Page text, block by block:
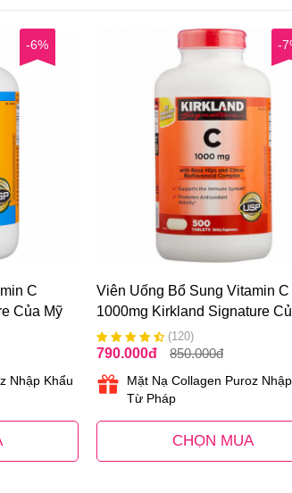
-6%
C
Của Mỹ
Nhập Khẩu
-
Viên Uống Bổ Sung Vitamin C
1000mg Kirkland Signature
(120)
790.000đ 850.000đ
Mặt Nạ Collagen Puroz
Từ Pháp
CHỌN MUA